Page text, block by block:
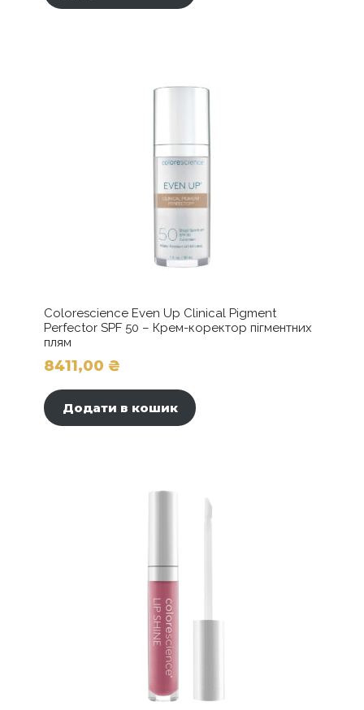
Colorescience Even Up Clinical Pigment
Perfector SPF 50 – Крем-коректор пігментних
плям
8411,00 ₴
Додати в кошик